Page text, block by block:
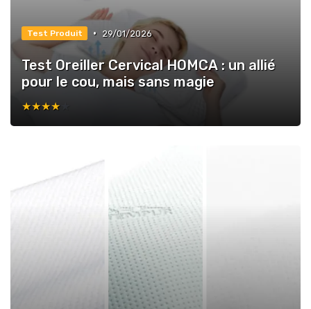
Test Produit • 29/01/2026
Test Oreiller Cervical HOMCA : un allié
pour le cou, mais sans magie
★★★★★
★★★★★